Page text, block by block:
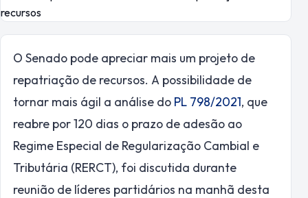
O Senado pode apreciar mais um projeto de
repatriação de recursos. A possibilidade de
tornar mais ágil a análise do PL 798/2021, que
reabre por 120 dias o prazo de adesão ao
Regime Especial de Regularização Cambial e
Tributária (RERCT), foi discutida durante
reunião de líderes partidários na manhã desta